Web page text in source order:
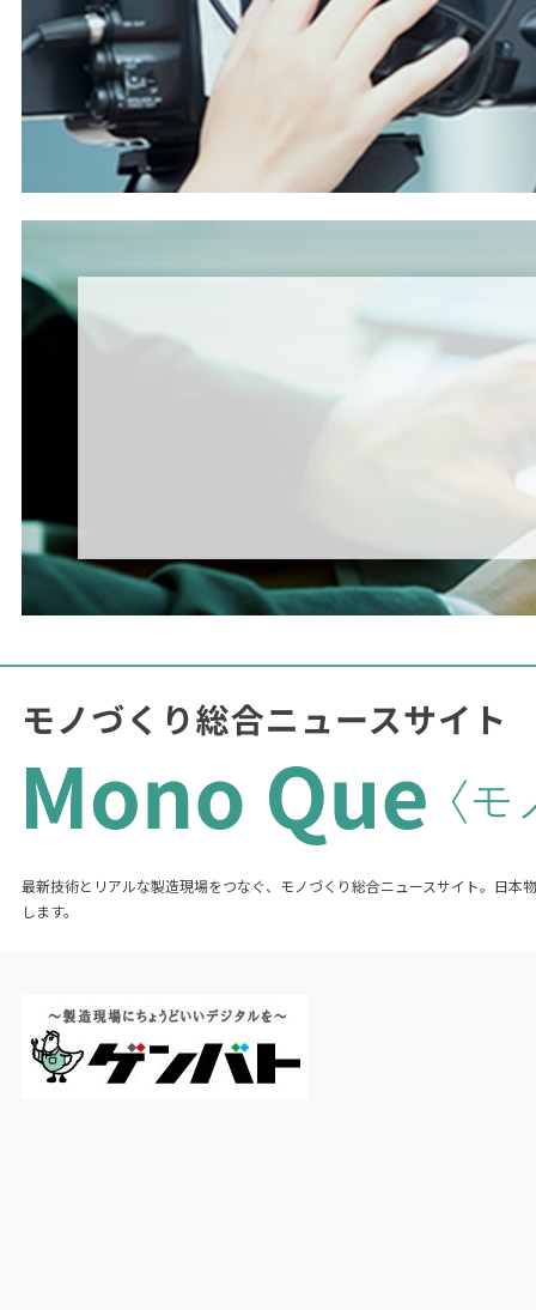
最新技術とリアルな製造現場をつなぐ、モノづくり総合ニュースサイト。日本
します。